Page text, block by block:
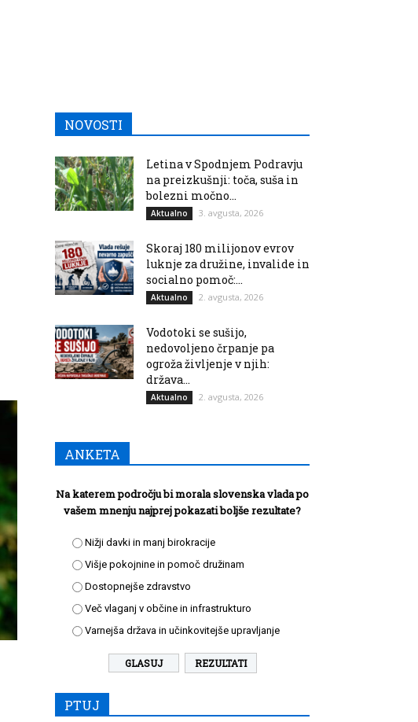
NOVOSTI
Letina v Spodnjem Podravju
na preizkušnji: toča, suša in
bolezni močno...
Aktualno 3. avgusta, 2026
Skoraj 180 milijonov evrov
luknje za družine, invalide in
socialno pomoč:...
Aktualno 2. avgusta, 2026
Vodotoki se sušijo,
nedovoljeno črpanje pa
ogroža življenje v njih:
država...
Aktualno 2. avgusta, 2026
ANKETA
Na katerem področju bi morala slovenska vlada po
vašem mnenju najprej pokazati boljše rezultate?
Nižji davki in manj birokracije
Višje pokojnine in pomoč družinam
Dostopnejše zdravstvo
Več vlaganj v občine in infrastrukturo
Varnejša država in učinkovitejše upravljanje
REZULTATI
PTUJ